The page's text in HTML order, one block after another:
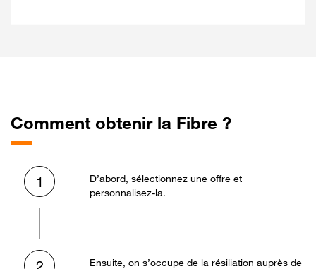
Comment obtenir la Fibre ?
1
D’abord, sélectionnez une offre et
personnalisez-la.
Ensuite, on s’occupe de la résiliation auprès de